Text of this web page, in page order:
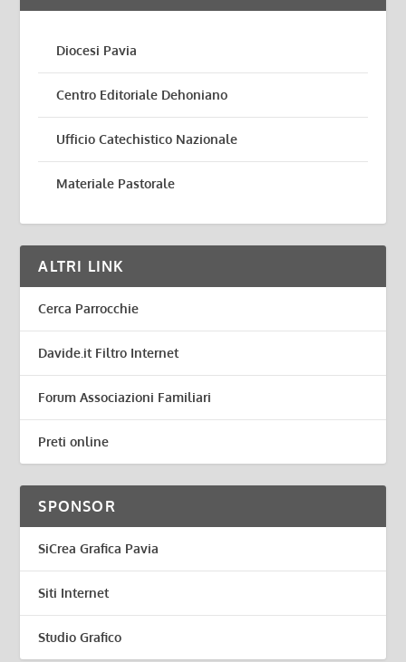
Diocesi Pavia
Centro Editoriale Dehoniano
Ufficio Catechistico Nazionale
Materiale Pastorale
ALTRI LINK
Cerca Parrocchie
Davide.it Filtro Internet
Forum Associazioni Familiari
Preti online
SPONSOR
SiCrea Grafica Pavia
Siti Internet
Studio Grafico